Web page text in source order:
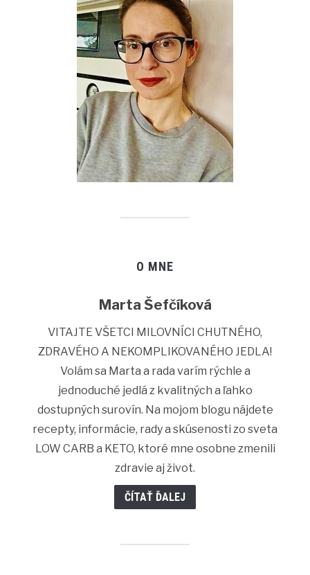
O MNE
Marta Šefčíková
VITAJTE VŠETCI MILOVNÍCI CHUTNÉHO,
ZDRAVÉHO A NEKOMPLIKOVANÉHO JEDLA!
Volám sa Marta a rada varím rýchle a
jednoduché jedlá z kvalitných a ľahko
dostupných surovín. Na mojom blogu nájdete
recepty, informácie, rady a skúsenosti zo sveta
LOW CARB a KETO, ktoré mne osobne zmenili
zdravie aj život.
ČÍTAŤ ĎALEJ